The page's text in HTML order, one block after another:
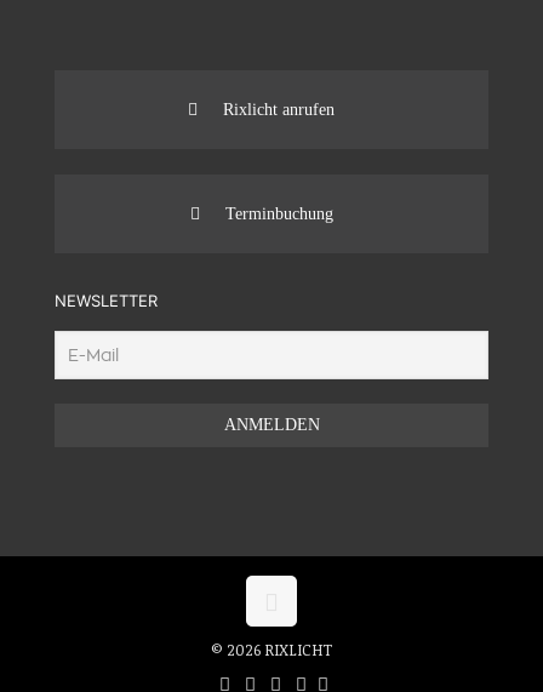
Rixlicht anrufen
Terminbuchung
NEWSLETTER
© 2026 RIXLICHT